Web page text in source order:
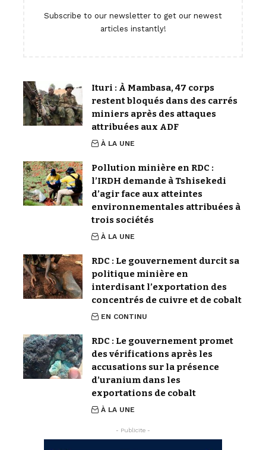
Subscribe to our newsletter to get our newest
articles instantly!
Ituri : À Mambasa, 47 corps
restent bloqués dans des carrés
miniers après des attaques
attribuées aux ADF
À LA UNE
Pollution minière en RDC :
l’IRDH demande à Tshisekedi
d’agir face aux atteintes
environnementales attribuées à
trois sociétés
À LA UNE
RDC : Le gouvernement durcit sa
politique minière en
interdisant l’exportation des
concentrés de cuivre et de cobalt
EN CONTINU
RDC : Le gouvernement promet
des vérifications après les
accusations sur la présence
d’uranium dans les
exportations de cobalt
À LA UNE
- Publicite -